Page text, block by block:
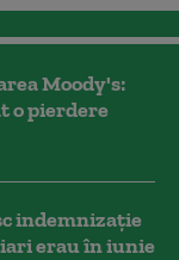
Moody's:
o pierdere
indemnizaţie
erau în iunie